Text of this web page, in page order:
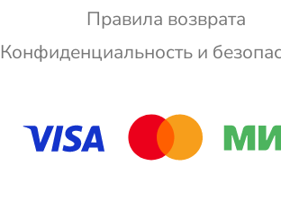
Правила возврата
Конфиденциальность и